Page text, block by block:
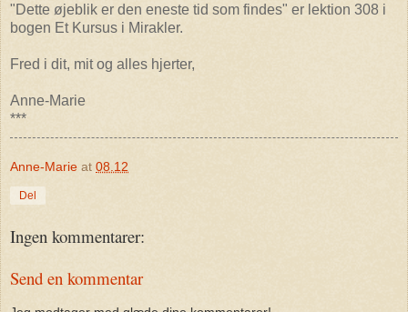
"Dette øjeblik er den eneste tid som findes" er lektion 308 i
bogen Et Kursus i Mirakler.
Fred i dit, mit og alles hjerter,
Anne-Marie
***
Anne-Marie at 08.12
Del
Ingen kommentarer:
Send en kommentar